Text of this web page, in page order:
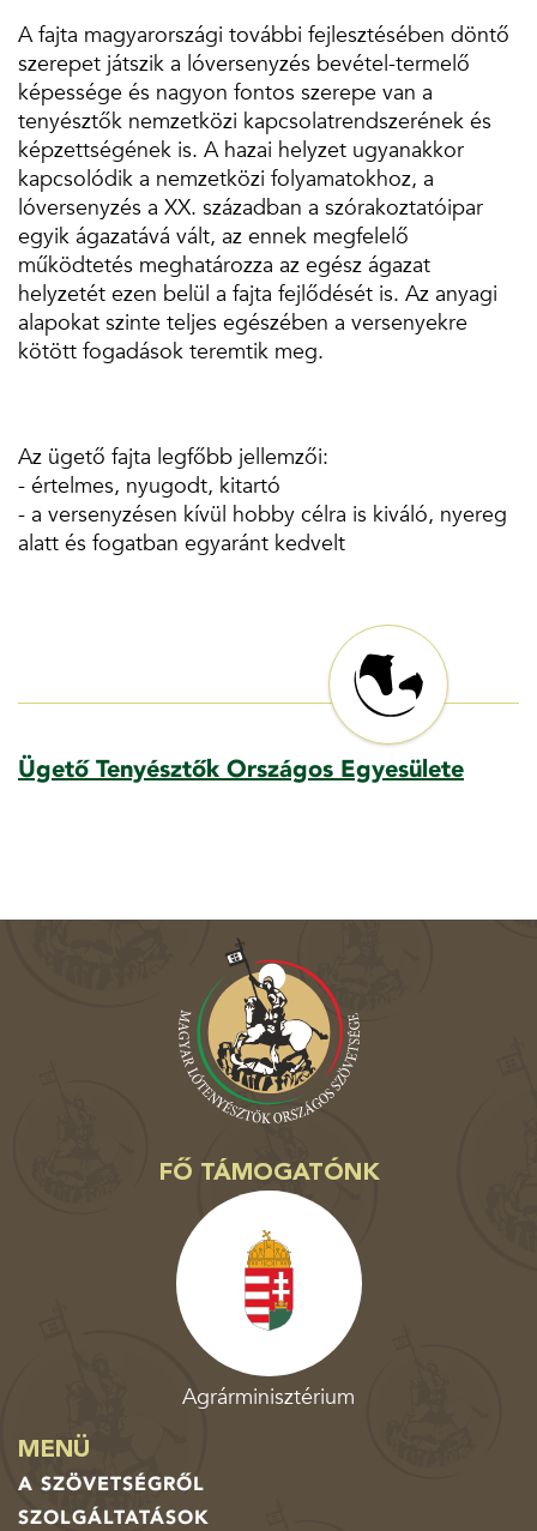
A fajta magyarországi további fejlesztésében döntő
szerepet játszik a lóversenyzés bevétel-termelő
képessége és nagyon fontos szerepe van a
tenyésztők nemzetközi kapcsolatrendszerének és
képzettségének is. A hazai helyzet ugyanakkor
kapcsolódik a nemzetközi folyamatokhoz, a
lóversenyzés a XX. században a szórakoztatóipar
egyik ágazatává vált, az ennek megfelelő
működtetés meghatározza az egész ágazat
helyzetét ezen belül a fajta fejlődését is. Az anyagi
alapokat szinte teljes egészében a versenyekre
kötött fogadások teremtik meg.
Az ügető fajta legfőbb jellemzői:
- értelmes, nyugodt, kitartó
- a versenyzésen kívül hobby célra is kiváló, nyereg
alatt és fogatban egyaránt kedvelt
Ügető Tenyésztők Országos Egyesülete
FŐ TÁMOGATÓNK
Agrárminisztérium
MENÜ
A SZÖVETSÉGRŐL
SZOLGÁLTATÁSOK